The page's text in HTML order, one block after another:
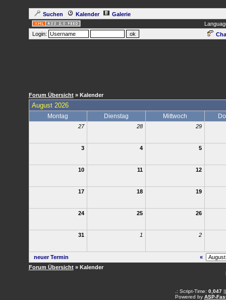
Suchen Kalender
Galerie
Login:
Forum Übersicht» Kalender
August 2026
Montag Dienstag Mittwoch
27 28 29
3 4 5
10 11 12
17 18 19
24 25 26
31 1 2
neuer Termin
«
Forum Übersicht» Kalender
.: Script-Time: 0,047||
Powered by ASP-